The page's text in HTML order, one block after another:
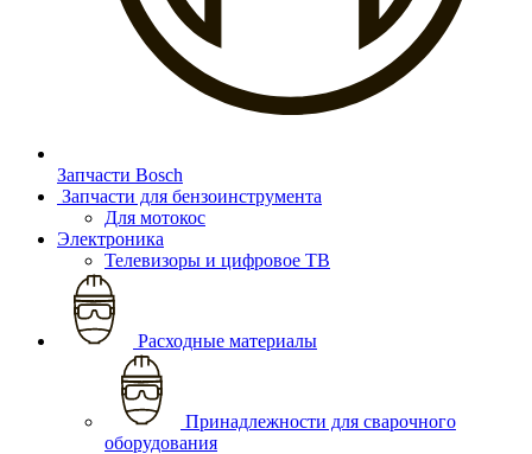
Запчасти Bosch
Запчасти для бензоинструмента
Для мотокос
Электроника
Телевизоры и цифровое ТВ
Расходные материалы
Принадлежности для сварочного
оборудования